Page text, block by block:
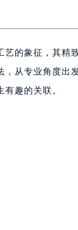
艺的象征，其精
，从专业角度出
趣的关联。